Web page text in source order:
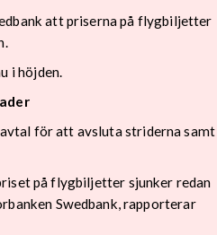
att priserna på flygbiljetter
i höjden.
för att avsluta striderna samt
på flygbiljetter sjunker redan
Swedbank, rapporterar